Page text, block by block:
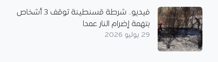
فيديو.. شرطة قسنطينة توقف 3 أشخاص
بتهمة إضرام النار عمدا
29 يوليو 2026